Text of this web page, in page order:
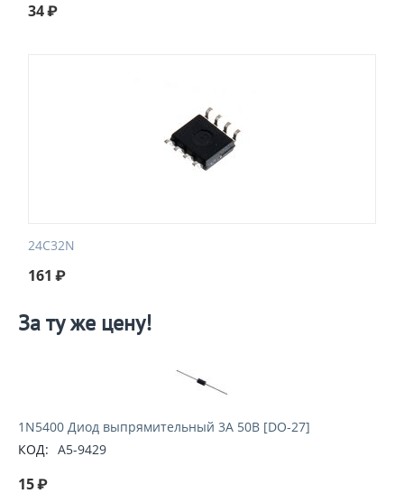
34₽
24C32N
161 ₽
За ту же цену!
1N5400 Диод выпрямительный 3А 50В [DO-27]
КОД: A5-9429
15₽